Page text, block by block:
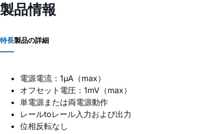
製品情報
特長製品の詳細
電源電流：1µA（max）
オフセット電圧：1mV（max）
単電源または両電源動作
レールtoレール入力および出力
位相反転なし